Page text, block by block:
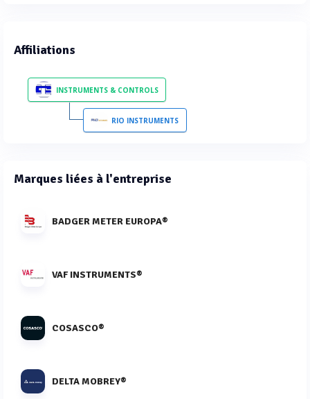
Affiliations
INSTRUMENTS & CONTROLS
RIO INSTRUMENTS
Marques liées à l'entreprise
BADGER METER EUROPA®
VAF INSTRUMENTS®
COSASCO®
DELTA MOBREY®